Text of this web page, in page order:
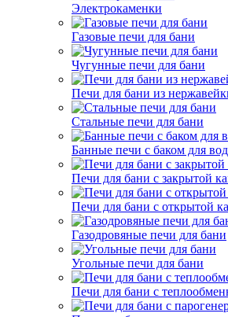
Электрокаменки
Газовые печи для бани
Чугунные печи для бани
Печи для бани из
Стальные печи для бани
Банные печи с баком для
Печи для бани с закрытой
Печи для бани с открытой
Газодровяные печи для бани
Угольные печи для бани
Печи для бани с